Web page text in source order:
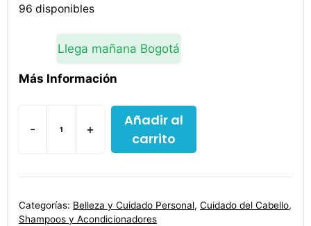
original
$25,700.00.$25,100.00.
96 disponibles
Llega mañana Bogotá
Más Información
-
Shampoo
Baby
Soft
Nutritivo
+
Añadir al
carrito
Categorías: Belleza y Cuidado Personal, Cuidado del Cabello,
Shampoos y Acondicionadores